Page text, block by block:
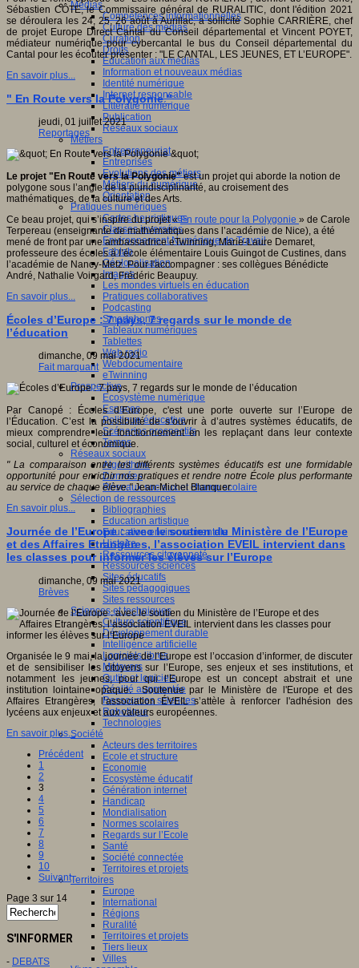
Médias
Compétences informationnelles
Culture des médias
Curation
Droits
Education aux médias
Information et nouveaux médias
Identité numérique
Internet responsable
Littératie numérique
Publication
Réseaux sociaux
Métiers
Entrepreneuriat
Entreprises
Evolutions des métiers
Métiers du numérique
Orientation
Pratiques numériques
Cartes heuristiques
Classes inversées
Environnement Numérique de Travail
Fablab
Géolocalisation
Images
Les mondes virtuels en éducation
Pratiques collaboratives
Podcasting
Smartphones
Tableaux numériques
Tablettes
Web radio
Webdocumentaire
eTwinning
Prospective
Ecosystème numérique
Espaces
Politique éducative
Scénarios prospectifs
Temps
Réseaux sociaux
Algorithme
Données
Réseaux sociaux et champ scolaire
Sélection de ressources
Bibliographies
Education artistique
Education environnementale
Histoire
Ressources citoyenneté
Ressources sciences
Sites éducatifs
Sites pédagogiques
Sites ressources
Sciences et techniques
Culture scientifique
Développement durable
Intelligence artificielle
Logiciels libres
Métavers
Outils et logiciels
Réalité augmentée
Ressources sciences
Robotique
Technologies
Société
Acteurs des territoires
Ecole et structure
Economie
Ecosystème éducatif
Génération internet
Handicap
Mondialisation
Normes scolaires
Regards sur l’Ecole
Santé
Société connectée
Territoires et projets
Territoires
Europe
International
Régions
Ruralité
Territoires et projets
Tiers lieux
Villes
Sébastien CÔTE, le Commissaire général de RURALITIC, dont l'édition 2021
se déroulera les 24, 25, 26 août à Aurillac, a sollicité Sophie CARRIÈRE, chef
de projet Europe Direct Cantal du Conseil départemental et Vincent POYET,
médiateur numérique pour cybercantal le bus du Conseil départemental du
Cantal pour les écouter présenter : "LE CANTAL, LES JEUNES, ET L’EUROPE".
En savoir plus...
" En Route vers la Polygonie "
jeudi, 01 juillet 2021
Reportages
Le projet "En Route vers la Polygonie"est un projet qui aborde la notion de
polygone sous l’angle de la pluridisciplinarité, au croisement des
mathématiques, de la culture et des Arts.
Ce beau projet, qui s’inspire du projet «En route pour la Polygonie » de Carole
Terpereau (enseignante de mathématiques dans l’académie de Nice), a été
mené de front par une ambassadrice eTwinning, Marie-Laure Demaret,
professeure des écoles à l’école élémentaire Louis Guingot de Custines, dans
l’académie de Nancy-Metz. Pour l'accompagner : ses collègues Bénédicte
André, Nathalie Voirgard, Frédéric Beaupuy.
En savoir plus...
Écoles d’Europe : 7 pays, 7 regards sur le monde de
l’éducation
dimanche, 09 mai 2021
Fait marquant
Par Canopé : Écoles d’Europe, c'est une porte ouverte sur l’Europe de
l’Éducation. C’est la possibilité de s’ouvrir à d’autres systèmes éducatifs, de
mieux comprendre leur fonctionnement en les replaçant dans leur contexte
social, culturel et économique.
" La comparaison entre les différents systèmes éducatifs est une formidable
opportunité pour enrichir nos pratiques et rendre notre École plus performante
au service de chaque élève."Jean-Michel Blanquer
En savoir plus...
Journée de l’Europe : avec le soutien du Ministère de l’Europe
et des Affaires Etrangères, l’association EVEIL intervient dans
les classes pour informer les élèves sur l’Europe
dimanche, 09 mai 2021
Brèves
Organisée le 9 mai, la journée de l’Europe est l’occasion d’informer, de discuter
et de sensibiliser les citoyens sur l’Europe, ses enjeux et ses institutions, et
notamment les jeunes, pour qui l’Europe est un concept abstrait et une
institution lointaine opaque. Soutenue par le Ministère de l'Europe et des
Affaires Etrangères, l’association ÉVEIL s’attèle à renforcer l'adhésion des
lycéens aux enjeux et aux valeurs européennes.
En savoir plus...
Précédent
1
2
3
4
5
6
7
8
9
10
Suivant
Page 3 sur 14
S'INFORMER
- DEBATS